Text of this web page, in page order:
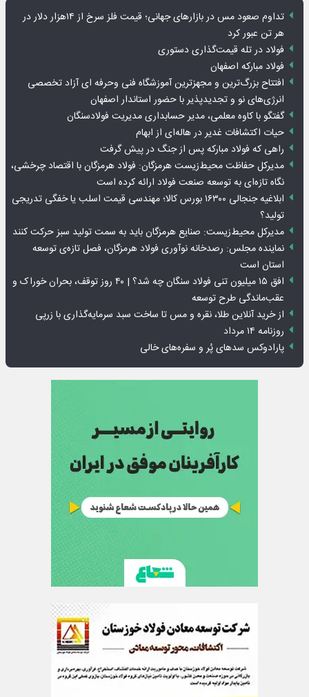
تداوم صعود مس در بازارهای جهانی؛ قیمت فلز سرخ از ۱۴هزار دلار در
هر تن عبور کرد
فولاد در تله قیمت‌گذاری دستوری
فولاد مبارکه اصفهان
افتتاح بزرگ‌ترین و مجهزترین آموزشگاه فنی وحرفه ای آزاد تخصصی
انرژی‌های نو و تجدیدپذیر با حضور استاندار اصفهان
گفتگو با کاوه معلمی، مدیر حسابداری مدیریت فولادسنگان
حیات اکتشافات غدیر در هاله‌ای از ابهام
راهی که فولاد مبارکه پس از جنگ در پیش گرفت
مدیرکل حفاظت محیط‌زیست هرمزگان: فولاد هرمزگان با اقتصاد چرخشی،
نگاه تازه‌ای به توسعه صنعت فولاد ارائه کرده است
ابلاغیه جنجالی ۱۶۳۰۰ بورس کالا؛ مهندسی قیمت اسلب یا خفگی تدریجی
تولید؟
مدیرکل محیط‌زیست: صنایع هرمزگان باید به سمت تولید سبز حرکت کنند
نماینده مجلس: رصدخانه نوآوری فولاد هرمزگان، فصل تازه‌ی توسعه
استان است
افق ۱۵ میلیون تنی فولاد سنگان چه شد؟ | ۴۰ روز توقف، بحران خوراک و
عقب‌ماندگی طرح توسعه
از خرید آنلاین طلا، نقره و مس تا ساخت سبد سرمایه‌گذاری با زرپی
روزنامه ۱۴ مرداد
پارادوکس سدهای پُر و سفره‌های خالی